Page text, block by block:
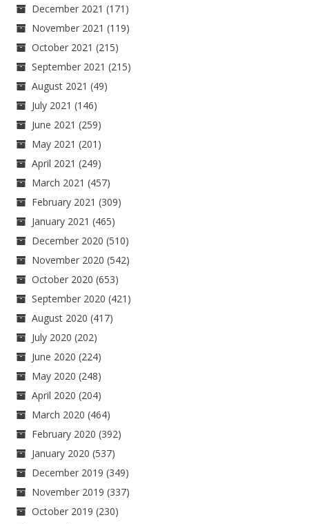
December 2021 (171)
November 2021 (119)
October 2021 (215)
September 2021 (215)
August 2021 (49)
July 2021 (146)
June 2021 (259)
May 2021 (201)
April 2021 (249)
March 2021 (457)
February 2021 (309)
January 2021 (465)
December 2020 (510)
November 2020 (542)
October 2020 (653)
September 2020 (421)
August 2020 (417)
July 2020 (202)
June 2020 (224)
May 2020 (248)
April 2020 (204)
March 2020 (464)
February 2020 (392)
January 2020 (537)
December 2019 (349)
November 2019 (337)
October 2019 (230)